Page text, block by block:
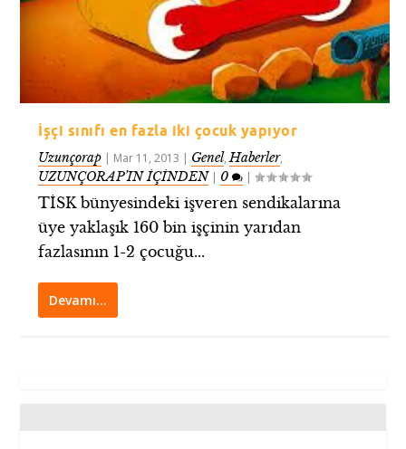
İşçi sınıfı en fazla iki çocuk yapıyor
Uzunçorap | Mar 11, 2013 | Genel,Haberler,
UZUNÇORAP’IN İÇİNDEN| 0 |
TİSK bünyesindeki işveren sendikalarına
üye yaklaşık 160 bin işçinin yarıdan
fazlasının 1-2 çocuğu...
Devamı…